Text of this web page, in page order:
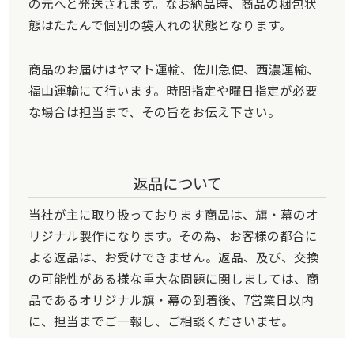
態はたたんで個別の袋入れの状態となります。
商品のお届けはヤマト運輸、佐川急便、西濃運輸、
福山運輸にて行います。時間指定や曜日指定が必要
な場合は担当まで、その旨をお伝え下さい。
返品について
当社が主に取り扱っております商品は、旗・幕のオ
リジナル製作になります。その為、お客様の都合に
よる返品は、お受けできません。返品、及び、交換
の可能性がある様な重大な問題に関しましては、商
品であるオリジナル旗・幕の到着後、7営業日以内
に、担当までご一報し、ご相談くださいませ。